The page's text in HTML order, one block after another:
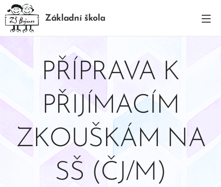
Základní škola
PŘÍPRAVA K
PŘIJÍMACÍM
ZKOUŠKÁM NA
SŠ (ČJ/M)